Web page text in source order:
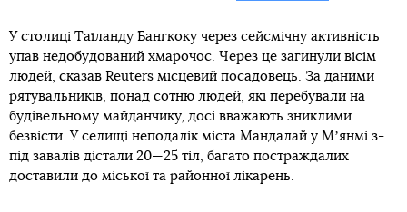
У столиці Таїланду Бангкоку через сейсмічну активність
упав недобудований хмарочос. Через це загинули вісім
людей, сказав Reuters місцевий посадовець. За даними
рятувальників, понад сотню людей, які перебували на
будівельному майданчику, досі вважають зниклими
безвісти. У селищі неподалік міста Мандалай у Мʼянмі з-
під завалів дістали 20—25 тіл, багато постраждалих
доставили до міської та районної лікарень.